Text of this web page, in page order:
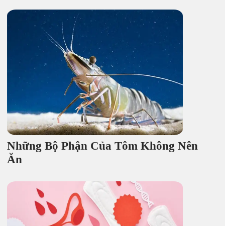
Những Bộ Phận Của Tôm Không Nên
Ăn